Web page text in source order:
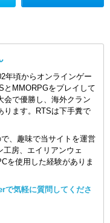
年頃からオンラインゲー
とMMORPGをプレイして
会で優勝し、海外クラン
ります。RTSは下手糞で
、趣味で当サイトを運営
工房、エイリアンウェ
を使用した経験がありま
で気軽に質問してくださ